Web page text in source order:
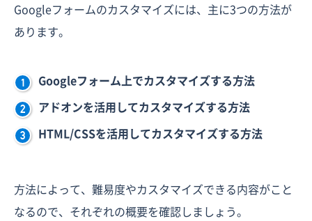
Googleフォームのカスタマイズには、主に3つの方法が
あります。
Googleフォーム上でカスタマイズする方法
アドオンを活用してカスタマイズする方法
HTML/CSSを活用してカスタマイズする方法
方法によって、難易度やカスタマイズできる内容がこと
なるので、それぞれの概要を確認しましょう。